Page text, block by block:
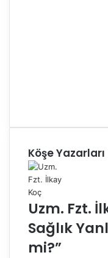
Köşe Yazarları
Uzm. Fzt.
Sağlık
mi?”